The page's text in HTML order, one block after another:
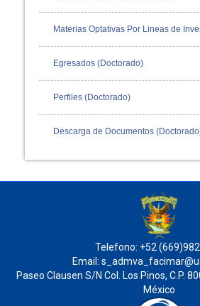
Materias Optativas Por Lineas de
Egresados (Doctorado)
Perfiles (Doctorado)
Descarga de Documentos
Telefono: +52
Email:
Paseo Clausen S/N Col. Los Pinos, C.P.
México